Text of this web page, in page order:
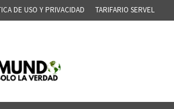
DE USO Y PRIVACIDAD TARIFARIO SERVEL